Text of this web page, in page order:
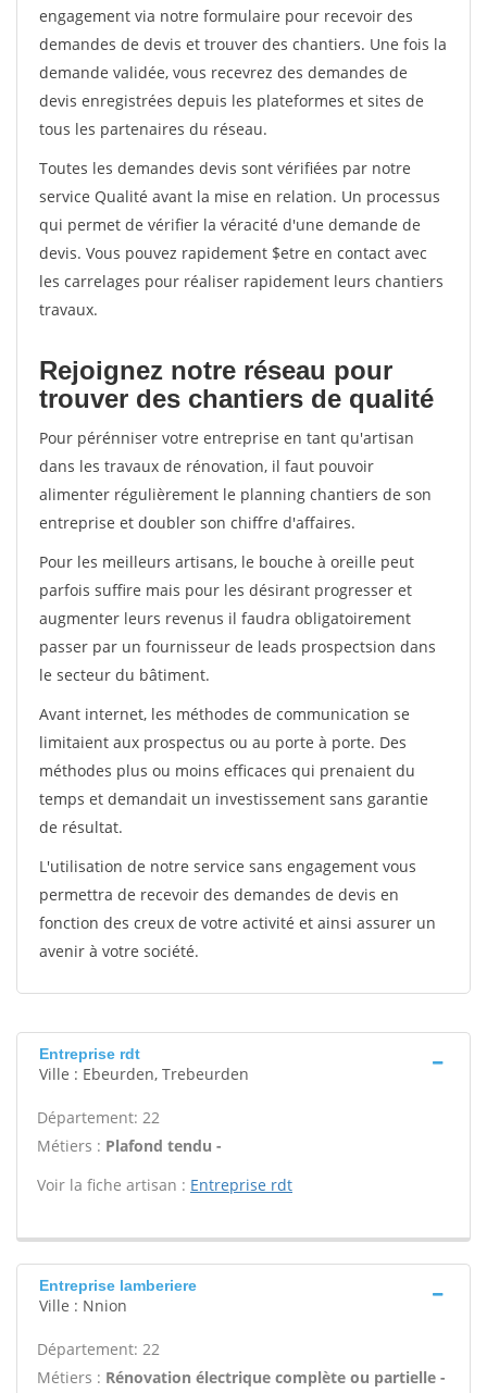
engagement via notre formulaire pour recevoir des
demandes de devis et trouver des chantiers. Une fois la
demande validée, vous recevrez des demandes de
devis enregistrées depuis les plateformes et sites de
tous les partenaires du réseau.
Toutes les demandes devis sont vérifiées par notre
service Qualité avant la mise en relation. Un processus
qui permet de vérifier la véracité d'une demande de
devis. Vous pouvez rapidement $etre en contact avec
les carrelages pour réaliser rapidement leurs chantiers
travaux.
Rejoignez notre réseau pour
trouver des chantiers de qualité
Pour pérénniser votre entreprise en tant qu'artisan
dans les travaux de rénovation, il faut pouvoir
alimenter régulièrement le planning chantiers de son
entreprise et doubler son chiffre d'affaires.
Pour les meilleurs artisans, le bouche à oreille peut
parfois suffire mais pour les désirant progresser et
augmenter leurs revenus il faudra obligatoirement
passer par un fournisseur de leads prospectsion dans
le secteur du bâtiment.
Avant internet, les méthodes de communication se
limitaient aux prospectus ou au porte à porte. Des
méthodes plus ou moins efficaces qui prenaient du
temps et demandait un investissement sans garantie
de résultat.
L'utilisation de notre service sans engagement vous
permettra de recevoir des demandes de devis en
fonction des creux de votre activité et ainsi assurer un
avenir à votre société.
Entreprise rdt
Ville : Ebeurden, Trebeurden
Département: 22
Métiers : Plafond tendu -
Voir la fiche artisan : Entreprise rdt
Entreprise lamberiere
Ville : Nnion
Département: 22
Métiers : Rénovation électrique complète ou partielle -